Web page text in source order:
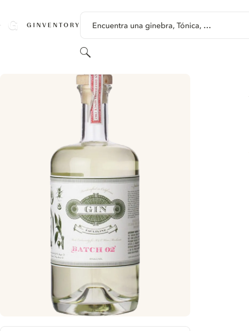
GINVENTORY Encuentra una ginebra, Tónica, …
Buscar